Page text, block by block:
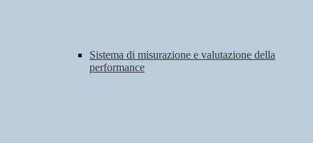
Sistema di misurazione e valutazione della
performance